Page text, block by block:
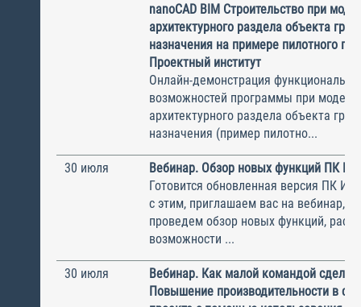
nanoCAD BIM Строительство при
архитектурного раздела объекта
назначения на примере пилотного
Проектный институт
Онлайн-демонстрация
возможностей программы при
архитектурного раздела объекта
назначения (пример пилотно...
30 июля
Вебинар. Обзор новых функций ПК
Готовится обновленная версия ПК
с этим, приглашаем вас на вебинар,
проведем обзор новых функций,
возможности ...
30 июля
Вебинар. Как малой командой
Повышение производительности в